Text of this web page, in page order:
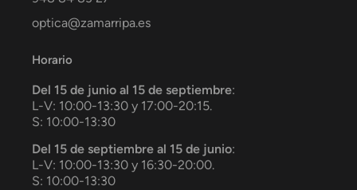
optica@zamarripa.es
Horario
Del 15 de junio al 15 de septiembre:
L-V: 10:00-13:30 y 17:00-20:15.
S: 10:00-13:30
Del 15 de septiembre al 15 de junio:
L-V: 10:00-13:30 y 16:30-20:00.
S: 10:00-13:30